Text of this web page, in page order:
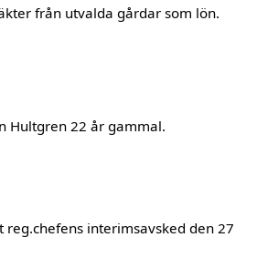
från utvalda gårdar som lön.
Hultgren 22 år gammal.
interimsavsked den 27